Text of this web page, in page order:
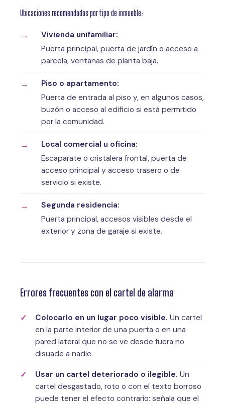
Ubicaciones recomendadas por tipo de inmueble:
Vivienda unifamiliar:
Puerta principal, puerta de jardín o acceso a
parcela, ventanas de planta baja.
Piso o apartamento:
Puerta de entrada al piso y, en algunos casos,
buzón o acceso al edificio si está permitido
por la comunidad.
Local comercial u oficina:
Escaparate o cristalera frontal, puerta de
acceso principal y acceso trasero o de
servicio si existe.
Segunda residencia:
Puerta principal, accesos visibles desde el
exterior y zona de garaje si existe.
Errores frecuentes con el cartel de alarma
Colocarlo en un lugar poco visible. Un cartel
en la parte interior de una puerta o en una
pared lateral que no se ve desde fuera no
disuade a nadie.
Usar un cartel deteriorado o ilegible. Un
cartel desgastado, roto o con el texto borroso
puede tener el efecto contrario: señala que el